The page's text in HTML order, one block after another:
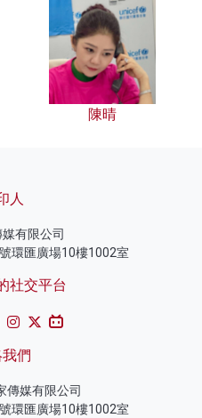
陳晴
人
有限公司
環匯廣場10樓1002室
社交平台
們
傳媒有限公司
環匯廣場10樓1002室